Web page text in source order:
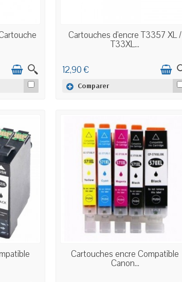
EN STOCK
Cartouches d'encre T3357 XL /
T33XL...
12,90 €
Comparer
EN STOCK
Cartouches encre Compatible
Canon...